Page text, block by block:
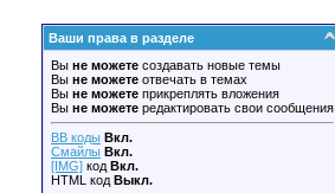
Ваши права в разделе
Вы не можете создавать новые темы
Вы не можете отвечать в темах
Вы не можете прикреплять вложения
Вы не можете редактировать свои сообщения
BB коды Вкл.
Смайлы Вкл.
[IMG] код Вкл.
HTML код Выкл.